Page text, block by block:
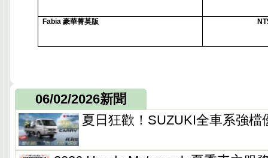
Fabia豪華菁英版
06/02/2026新聞
夏日狂歡！SUZUKI全車系強檔